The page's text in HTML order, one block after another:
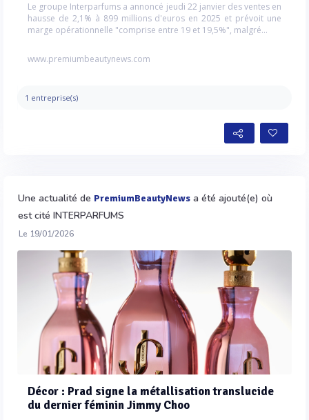
Le groupe Interparfums a annoncé jeudi 22 janvier des ventes en
hausse de 2,1% à 899 millions d'euros en 2025 et prévoit une
marge opérationnelle "comprise entre 19 et 19,5%", malgré...
www.premiumbeautynews.com
1 entreprise(s)
Une actualité de PremiumBeautyNews a été ajouté(e) où
est cité INTERPARFUMS
Le 19/01/2026
Décor : Prad signe la métallisation translucide
du dernier féminin Jimmy Choo